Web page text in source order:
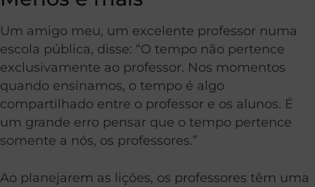
Um amigo meu, um excelente professor numa
escola pública, disse: “O tempo não pertence
exclusivamente ao professor. Nos momentos
quando ensinamos, o tempo é algo
compartilhado entre o professor e os alunos. É
um grande erro pensar que o tempo pertence
somente a nós, os professores.”
Ao planejarem as lições, os professores têm uma